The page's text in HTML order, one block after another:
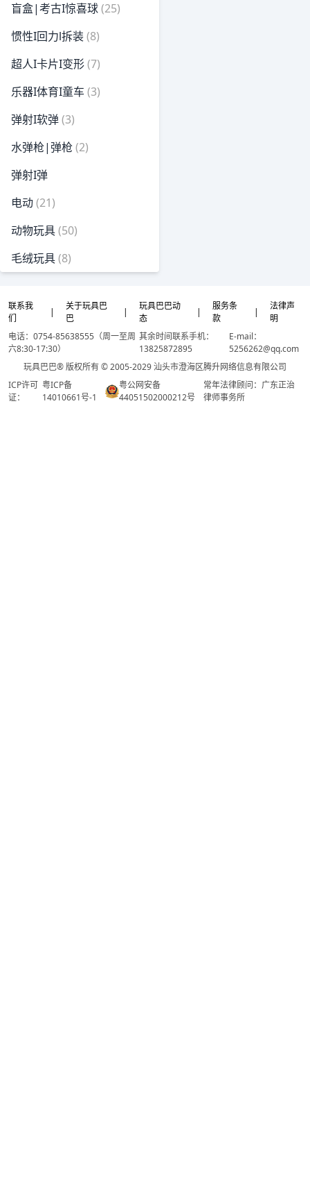
盲盒|考古I惊喜球(25)
惯性I回力l拆装(8)
超人I卡片I变形(7)
乐器I体育I童车 (3)
弹射I软弹(3)
水弹枪|弹枪 (2)
弹射I弹
电动(21)
动物玩具(50)
毛绒玩具(8)
联系我
们
|
关于玩具巴
巴
|
玩具巴巴动
态
|
服务条
款
|
法律声
明
电话：0754-85638555（周一至周
六8:30-17:30）
其余时间联系手机：
13825872895
E-mail：
5256262@qq.com
玩具巴巴® 版权所有 © 2005-2029 汕头市澄海区腾升网络信息有限公司
ICP许可
证：
粤ICP备
14010661号-1
粤公网安备
44051502000212号
常年法律顾问：广东正治
律师事务所